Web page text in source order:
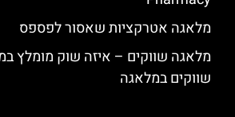
מלאגה אטרקציות שאסור לפספס
מלאגה שווקים – איזה שוק מומלץ
שווקים במלאגה